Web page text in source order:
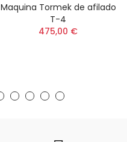
Maquina Tormek de afilado
T-4
475,00 €